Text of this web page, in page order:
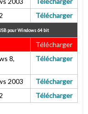
Télécharger
pour Windows 64 bit
Télécharger
8,
Télécharger
2003
Télécharger
Télécharger